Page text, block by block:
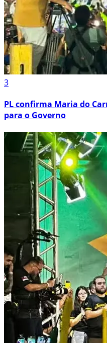
3
PL confirma Maria do
para o Governo